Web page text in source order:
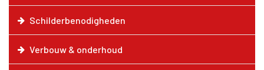
Schilderbenodigheden
Verbouw & onderhoud